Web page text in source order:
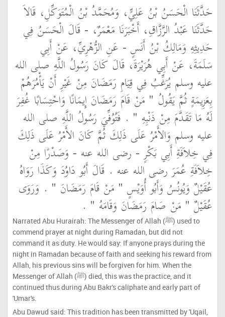
حَدَّثَنَا الْحَسَنُ بْنُ عَلِيٍّ، وَمُحَمَّدُ بْنُ الْمُتَوَكِّلِ، قَالاَ
حَدَّثَنَا عَبْدُ الرَّزَّاقِ، أَخْبَرَنَا مَعْمَرٌ، - قَالَ الْحَسَنُ فِي
حَدِيثِهِ وَمَالِكُ بْنُ أَنَسٍ - عَنِ الزُّهْرِيِّ، عَنْ أَبِي
سَلَمَةَ، عَنْ أَبِي هُرَيْرَةَ، قَالَ كَانَ رَسُولُ اللَّهِ صلى الله
عليه وسلم يُرَغِّبُ فِي قِيَامِ رَمَضَانَ مِنْ غَيْرِ أَنْ يَأْمُرَهُمْ
بِعَزِيمَةٍ ثُمَّ يَقُولُ ‏"‏ مَنْ قَامَ رَمَضَانَ إِيمَانًا وَاحْتِسَابًا غُفِرَ
لَهُ مَا تَقَدَّمَ مِنْ ذَنْبِهِ ‏"‏ ‏.‏ فَتُوُفِّيَ رَسُولُ اللَّهِ صلى الله
عليه وسلم وَالأَمْرُ عَلَى ذَلِكَ ثُمَّ كَانَ الأَمْرُ عَلَى ذَلِكَ
فِي خِلاَفَةِ أَبِي بَكْرٍ - رضى الله عنه - وَصَدْرًا مِنْ
خِلاَفَةِ عُمَرَ رضى الله عنه ‏.‏ قَالَ أَبُو دَاوُدَ وَكَذَا رَوَاهُ
عُقَيْلٌ وَيُونُسُ وَأَبُو أُوَيْسٍ ‏"‏ مَنْ قَامَ رَمَضَانَ ‏"‏ ‏.‏ وَرَوَى
عُقَيْلٌ ‏"‏ مَنْ صَامَ رَمَضَانَ وَقَامَهُ ‏"‏ ‏.‏
Narrated Abu Hurairah: The Messenger of Allah (ﷺ) used to
commend prayer at night during Ramadan, but did not
command it as duty. He would say: If anyone prays during the
night in Ramadan because of faith and seeking his reward from
Allah, his previous sins will be forgiven for him. When the
Messenger of Allah (ﷺ) died, this was the practice, and it
continued thus during Abu Bakr's caliphate and early part of
'Umar's.
Abu Dawud said: This tradition has been transmitted by 'Uqail,